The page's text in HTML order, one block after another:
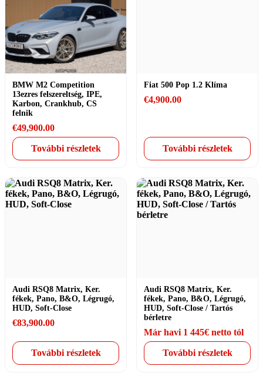
BMW M2 Competition
13ezres felszereltség, IPE,
Karbon, Crankhub, CS
felnik
€49,900.00
További részletek
Fiat 500 Pop 1.2 Klíma
€4,900.00
További részletek
Audi RSQ8 Matrix, Ker.
fékek, Pano, B&O, Légrugó,
HUD, Soft-Close
€83,900.00
További részletek
Audi RSQ8 Matrix, Ker.
fékek, Pano, B&O, Légrugó,
HUD, Soft-Close / Tartós
bérletre
Már havi 1 445€ netto tól
További részletek